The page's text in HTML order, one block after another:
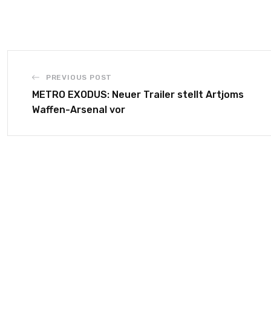
PREVIOUS POST
METRO EXODUS: Neuer Trailer stellt Artjoms
Waffen-Arsenal vor